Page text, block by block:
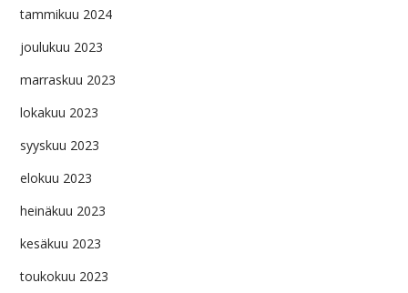
tammikuu 2024
joulukuu 2023
marraskuu 2023
lokakuu 2023
syyskuu 2023
elokuu 2023
heinäkuu 2023
kesäkuu 2023
toukokuu 2023